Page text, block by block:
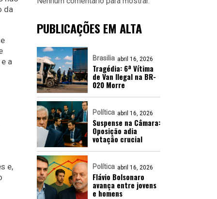
da
a
e,
PUBLICAÇÕES EM ALTA
Brasilia abril 16, 2026
Tragédia: 6ª Vítima
de Van Ilegal na BR-
020 Morre
Política abril 16, 2026
Suspense na Câmara:
Oposição adia
votação crucial
Política abril 16, 2026
Flávio Bolsonaro
avança entre jovens
e homens